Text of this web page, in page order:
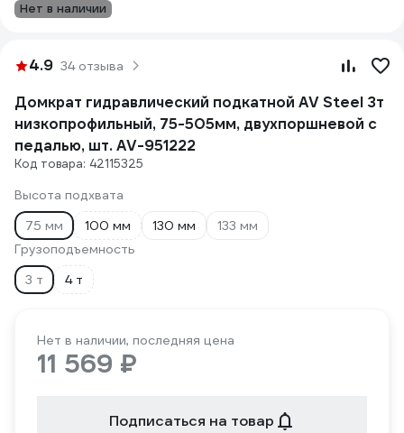
Нет в наличии
4.9 34 отзыва
Домкрат гидравлический подкатной AV Steel 3т
низкопрофильный, 75-505мм, двухпоршневой с
педалью, шт. AV-951222
Код товара: 42115325
Высота подхвата
75 мм
100 мм 130 мм
133 мм
Грузоподъемность
3 т
4 т
Нет в наличии, последняя цена
11 569 ₽
Подписаться на товар